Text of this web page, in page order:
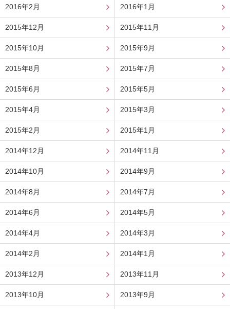
2016年2月 2016年1月
2015年12月 2015年11月
2015年10月 2015年9月
2015年8月 2015年7月
2015年6月 2015年5月
2015年4月 2015年3月
2015年2月 2015年1月
2014年12月 2014年11月
2014年10月 2014年9月
2014年8月 2014年7月
2014年6月 2014年5月
2014年4月 2014年3月
2014年2月 2014年1月
2013年12月 2013年11月
2013年10月 2013年9月